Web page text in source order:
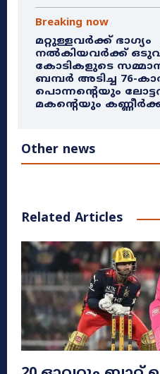
Breaking now
മറ്റുള്ളവർക്ക് ഭാഗ്യം
നൽകിയവർക്ക്
കോടികളുടെ
ബമ്പർ അടിച്ച 76-
പൊന്നന്റെയും
മകന്റെയും
Other news
Related Articles